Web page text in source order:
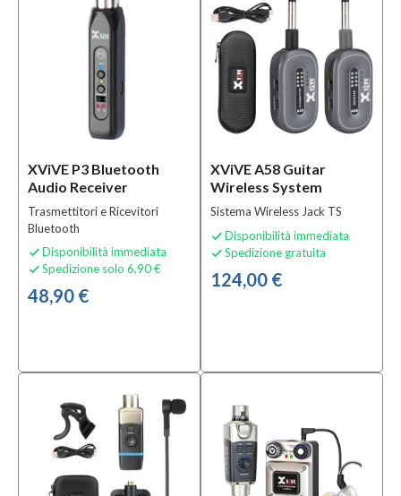
offerta
Si
Solo
prodotti
(14)
Speciali
Bananamusic
XViVE P3 Bluetooth
Audio Receiver
Trasmettitori e Ricevitori
Bluetooth
 Disponibilità immediata
 Spedizione solo 6,90 €
48,90 €
XViVE A58 Guitar
Wireless System
Sistema Wireless Jack TS
 Disponibilità immediata
 Spedizione gratuita
124,00 €